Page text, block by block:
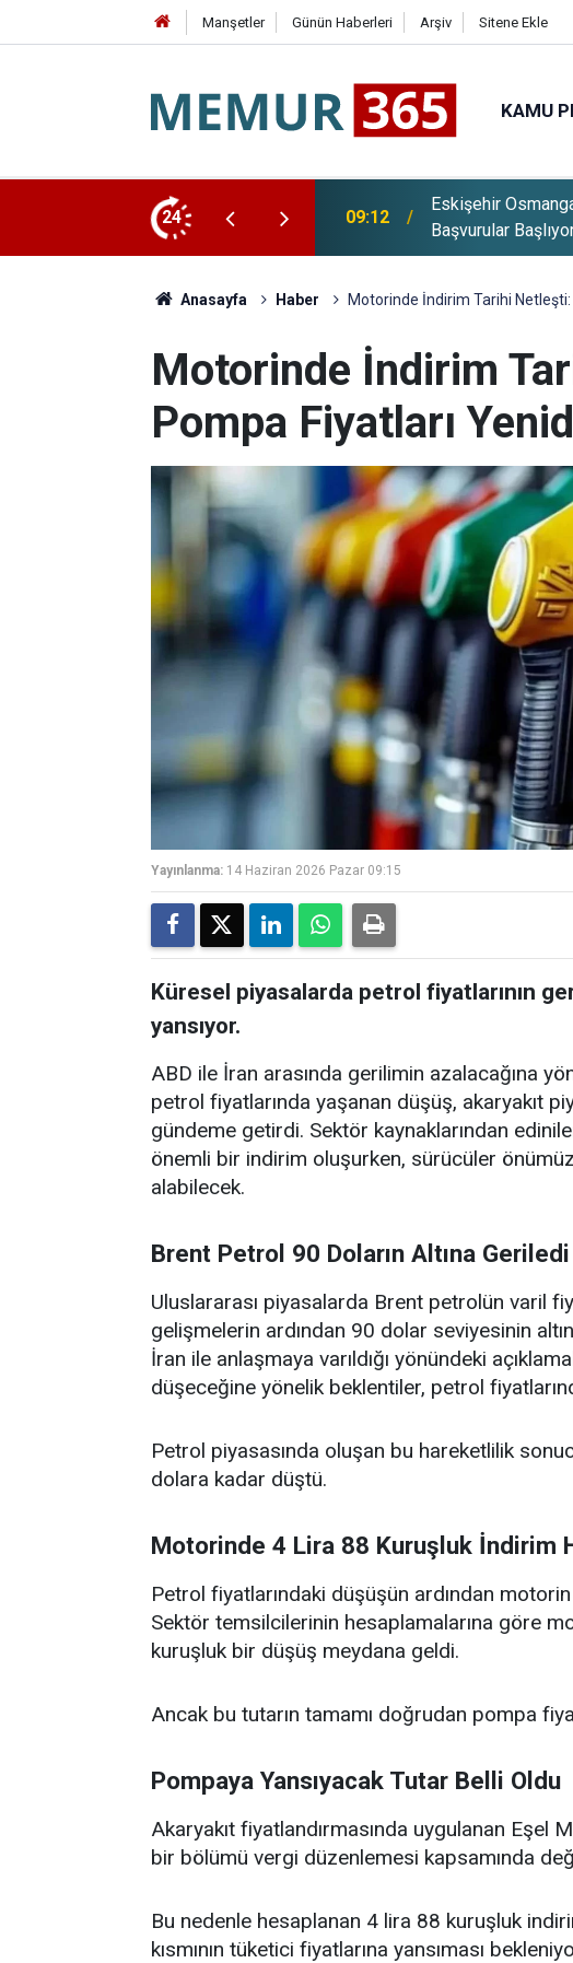
Manşetler Günün Haberleri Arşiv Sitene Ekle
KAMU
24
Sözleşmeli Personel Alımı Yapacak:
08:49 Citi Açıkladı:
Anasayfa Haber Motorinde İndirim Tarihi
Motorinde İndirim
Pompa Fiyatları
Yayınlanma: 14 Haziran 2026 Pazar 09:15
Küresel piyasalarda petrol fiyatlarının
yansıyor.
ABD ile İran arasında gerilimin azalacağına
petrol fiyatlarında yaşanan düşüş, akaryakıt
gündeme getirdi. Sektör kaynaklarından
önemli bir indirim oluşurken, sürücüler
alabilecek.
Brent Petrol 90 Doların Altına Geriledi
Uluslararası piyasalarda Brent petrolün varil
gelişmelerin ardından 90 dolar seviyesinin
İran ile anlaşmaya varıldığı yönündeki
düşeceğine yönelik beklentiler, petrol
Petrol piyasasında oluşan bu hareketlilik
dolara kadar düştü.
Motorinde 4 Lira 88 Kuruşluk İndirim
Petrol fiyatlarındaki düşüşün ardından
Sektör temsilcilerinin hesaplamalarına göre
kuruşluk bir düşüş meydana geldi.
Ancak bu tutarın tamamı doğrudan pompa
Pompaya Yansıyacak Tutar Belli Oldu
Akaryakıt fiyatlandırmasında uygulanan Eşel
bir bölümü vergi düzenlemesi kapsamında
Bu nedenle hesaplanan 4 lira 88 kuruşluk
kısmının tüketici fiyatlarına yansıması